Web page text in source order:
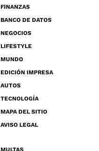
FINANZAS
BANCO DE DATOS
NEGOCIOS
LIFESTYLE
MUNDO
EDICIÓN IMPRESA
AUTOS
TECNOLOGÍA
MAPA DEL SITIO
AVISO LEGAL
MULTAS